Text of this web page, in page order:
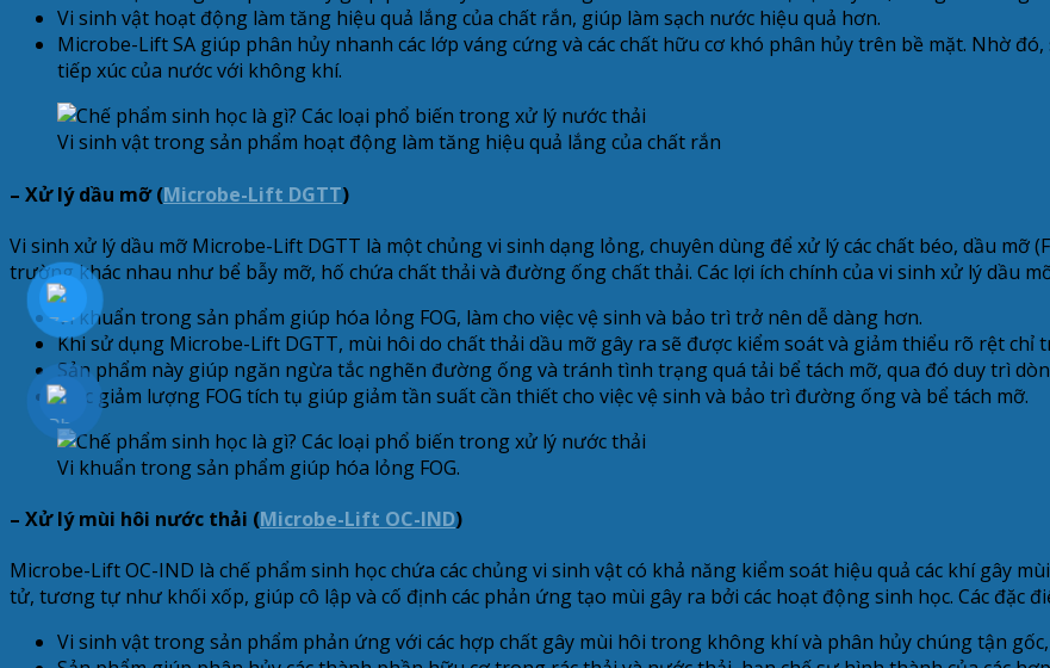
Vi sinh vật hoạt động làm tăng hiệu quả lắng của chất rắn, giúp làm sạch nước hiệu quả hơn.
Microbe-Lift SA giúp phân hủy nhanh các lớp váng cứng và các chất hữu cơ khó phân hủy trên bề mặt. Nhờ
tiếp xúc của nước với không khí.
Vi sinh vật trong sản phẩm hoạt động làm tăng hiệu quả lắng của chất rắn
– Xử lý dầu mỡ (Microbe-Lift DGTT)
Vi sinh xử lý dầu mỡ Microbe-Lift DGTT là một chủng vi sinh dạng lỏng, chuyên dùng để xử lý các chất béo, dầu mỡ
trường khác nhau như bể bẫy mỡ, hố chứa chất thải và đường ống chất thải. Các lợi ích chính của vi sinh xử lý dầu
Vi khuẩn trong sản phẩm giúp hóa lỏng FOG, làm cho việc vệ sinh và bảo trì trở nên dễ dàng hơn.
Khi sử dụng Microbe-Lift DGTT, mùi hôi do chất thải dầu mỡ gây ra sẽ được kiểm soát và giảm thiểu rõ rệt chỉ
Sản phẩm này giúp ngăn ngừa tắc nghẽn đường ống và tránh tình trạng quá tải bể tách mỡ, qua đó duy trì
Việc giảm lượng FOG tích tụ giúp giảm tần suất cần thiết cho việc vệ sinh và bảo trì đường ống và bể tách mỡ.
Vi khuẩn trong sản phẩm giúp hóa lỏng FOG.
– Xử lý mùi hôi nước thải (Microbe-Lift OC-IND)
Microbe-Lift OC-IND là chế phẩm sinh học chứa các chủng vi sinh vật có khả năng kiểm soát hiệu quả các khí gây
tử, tương tự như khối xốp, giúp cô lập và cố định các phản ứng tạo mùi gây ra bởi các hoạt động sinh học. Các đặc
Vi sinh vật trong sản phẩm phản ứng với các hợp chất gây mùi hôi trong không khí và phân hủy chúng tận